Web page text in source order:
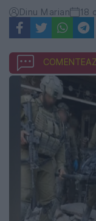
Dinu Marian 18